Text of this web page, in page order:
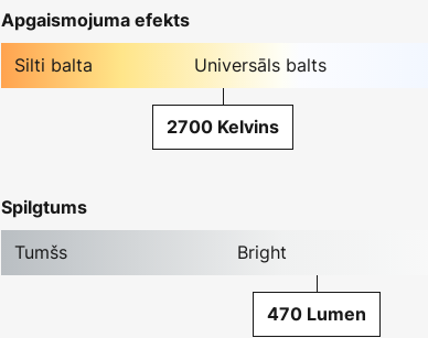
Apgaismojuma efekts
Silti balta Universāls balts
2700 Kelvins
Spilgtums
Tumšs Bright
470 Lumen